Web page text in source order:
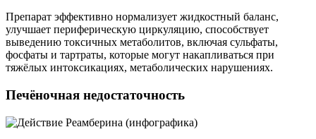
Препарат эффективно нормализует жидкостный баланс,
улучшает периферическую циркуляцию, способствует
выведению токсичных метаболитов, включая сульфаты,
фосфаты и тартраты, которые могут накапливаться при
тяжёлых интоксикациях, метаболических нарушениях.
Печёночная недостаточность